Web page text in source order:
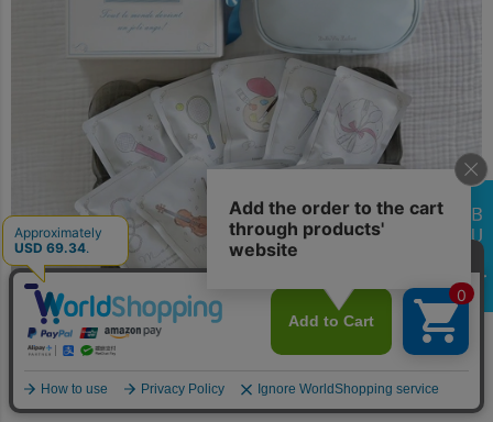
大切な想いを届ける一升米で選び取りセット
ベビーリュックは、20年後のお子様に両親の想いを伝えるメッセージカー